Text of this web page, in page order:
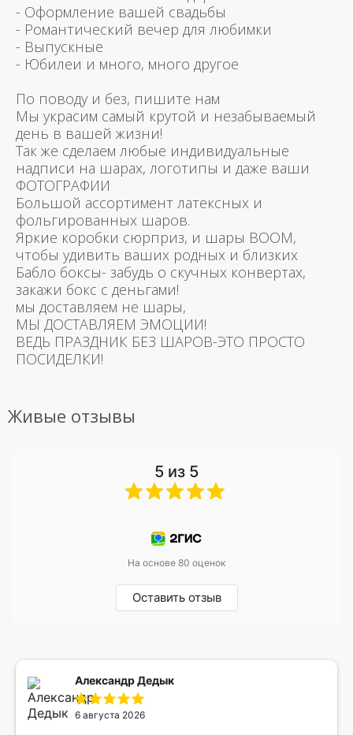
- Оформление вашей свадьбы
- Романтический вечер для любимки
- Выпускные
- Юбилеи и много, много другое
По поводу и без, пишите нам
Мы украсим самый крутой и незабываемый
день в вашей жизни!
Так же сделаем любые индивидуальные
надписи на шарах, логотипы и даже ваши
ФОТОГРАФИИ
Большой ассортимент латексных и
фольгированных шаров.
Яркие коробки сюрприз, и шары BOOM,
чтобы удивить ваших родных и близких
Бабло боксы- забудь о скучных конвертах,
закажи бокс с деньгами!
мы доставляем не шары,
МЫ ДОСТАВЛЯЕМ ЭМОЦИИ!
ВЕДЬ ПРАЗДНИК БЕЗ ШАРОВ-ЭТО ПРОСТО
ПОСИДЕЛКИ!
Живые отзывы
5 из 5
На основе 80 оценок
Оставить отзыв
Александр Дедык
6 августа 2026